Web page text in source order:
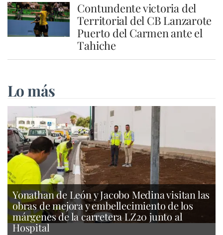
Contundente victoria del
Territorial del CB Lanzarote
Puerto del Carmen ante el
Tahiche
Lo más
Yonathan de León y Jacobo Medina visitan las
obras de mejora y embellecimiento de los
márgenes de la carretera LZ20 junto al
Hospital